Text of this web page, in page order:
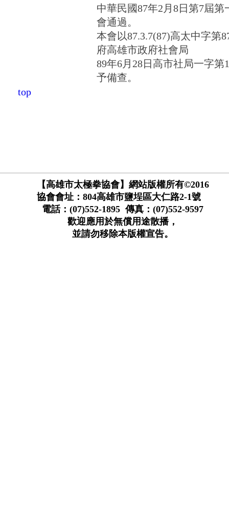
中華民國87年2月8日第7屆第
會通過。
本會以87.3.7(87)高太中字第
府高雄市政府社會局
89年6月28日高市社局一字第
予備查。
top
【高雄市太極拳協會】網站版權所有©2016
協會會址：804高雄市鹽埕區大仁路2-1號
電話：(07)552-1895 傳真：(07)552-9597
歡迎應用於無償用途散播，
並請勿移除本版權宣告。